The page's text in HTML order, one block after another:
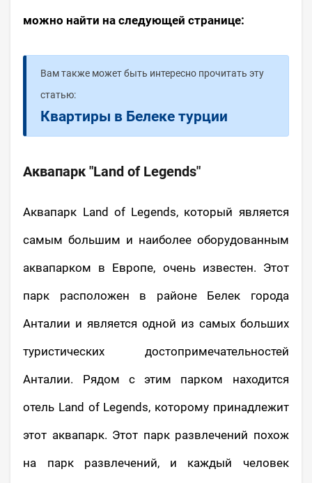
можно найти на следующей странице:
Вам также может быть интересно прочитать эту
статью:
Квартиры в Белеке турции
Аквапарк "Land of Legends"
Аквапарк Land of Legends, который является
самым большим и наиболее оборудованным
аквапарком в Европе, очень известен. Этот
парк расположен в районе Белек города
Анталии и является одной из самых больших
туристических достопримечательностей
Анталии. Рядом с этим парком находится
отель Land of Legends, которому принадлежит
этот аквапарк. Этот парк развлечений похож
на парк развлечений, и каждый человек